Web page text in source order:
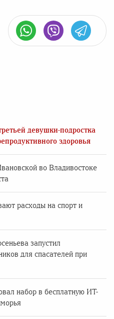
девушки-подростка
здоровья
во Владивостоке
расходы на спорт и
запустил
для спасателей при
набор в бесплатную ИТ-